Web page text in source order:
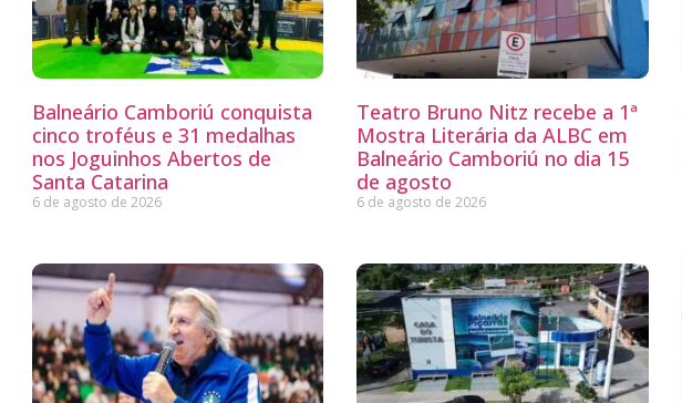
Balneário Camboriú conquista
cinco troféus e 31 medalhas
nos Joguinhos Abertos de
Santa Catarina
6 de agosto de 2026
Teatro Bruno Nitz recebe a 1ª
Mostra Literária da ALBC em
Balneário Camboriú no dia 15
de agosto
6 de agosto de 2026